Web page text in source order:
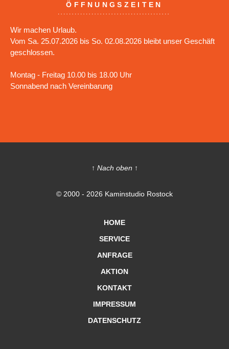
ÖFFNUNGSZEITEN
Wir machen Urlaub.
Vom Sa. 25.07.2026 bis So. 02.08.2026 bleibt unser Geschäft
geschlossen.
Montag - Freitag 10.00 bis 18.00 Uhr
Sonnabend nach Vereinbarung
↑ Nach oben ↑
© 2000 - 2026 Kaminstudio Rostock
HOME
SERVICE
ANFRAGE
AKTION
KONTAKT
IMPRESSUM
DATENSCHUTZ